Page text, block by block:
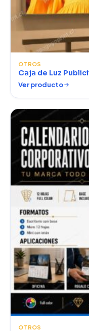
OTROS
Caja de Luz
Ver producto
OTROS